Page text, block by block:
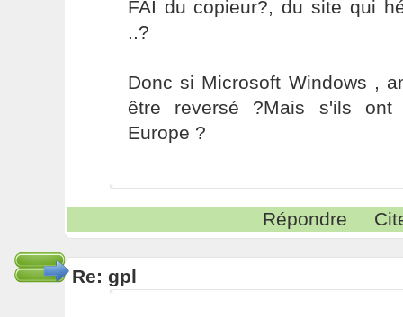
FAI du copieur?, du site qui
..?
Donc si Microsoft Windows ,
être reversé ?Mais s'ils ont
Europe ?
Répondre
Re: gpl